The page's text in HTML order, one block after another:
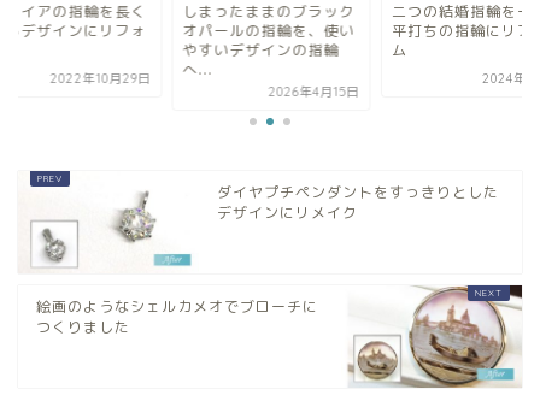
ァイアの指輪を長く
るデザインにリフォ
2022年10月29日
しまったままのブラック
オパールの指輪を、使い
やすいデザインの指輪
へ...
2026年4月15日
二つの結婚指輪を一
平打ちの指輪にリフ
ム
2024年2
ダイヤプチペンダントをすっきりとした
デザインにリメイク
絵画のようなシェルカメオでブローチに
つくりました